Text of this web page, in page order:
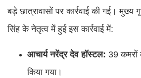
बड़े छात्रावासों पर कार्रवाई की गई। मुख्य
सिंह के नेतृत्व में हुई इस कार्रवाई में:
आचार्य नरेंद्र देव हॉस्टल: 39 कमरों
किया गया।